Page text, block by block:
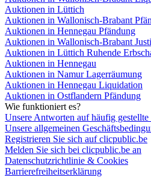
Auktionen in Lüttich
Auktionen in Wallonisch-Brabant
Auktionen in Hennegau Pfändung
Auktionen in Wallonisch-Brabant
Auktionen in Lüttich Ruhende
Auktionen in Hennegau
Auktionen in Namur Lagerräumung
Auktionen in Hennegau Liquidation
Auktionen in Ostflandern Pfändung
Wie funktioniert es?
Unsere Antworten auf häufig gestellte
Unsere allgemeinen
Registrieren Sie sich auf clicpublic.be
Melden Sie sich bei clicpublic.be an
Datenschutzrichtlinie & Cookies
Barrierefreiheitserklärung